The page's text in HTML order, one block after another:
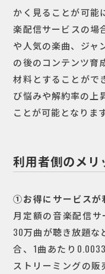
かく見ることが可能
楽配信サービスの場
や人気の楽曲、ジャ
の後のコンテンツ育
材料とすることがで
び悩みや解約率の上
ことが可能となります
利用者側のメリ
①お得にサービスが
月定額の音楽配信
30万曲が聴き放題な
合、1曲あたり
ストリーミングの